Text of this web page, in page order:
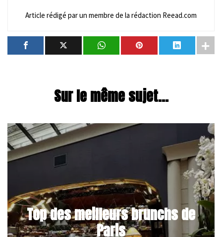
Article rédigé par un membre de la rédaction Reead.com
Sur le même sujet...
Top des meilleurs brunchs de
Paris